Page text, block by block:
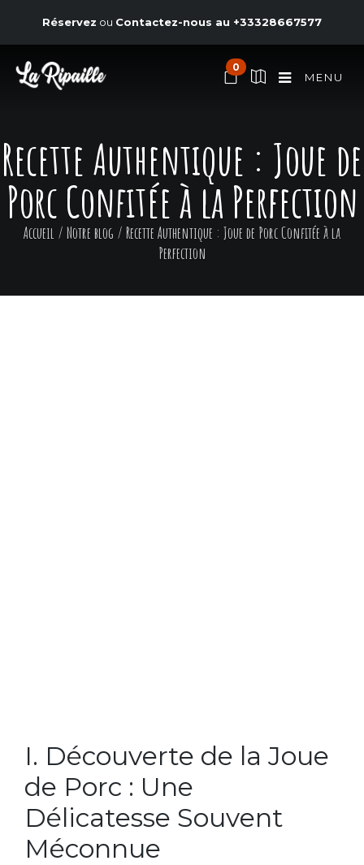
Réservez ou Contactez-nous au +33328667577
0
MENU
Recette Authentique : Joue de
Porc Confitée à la Perfection
Accueil / Notre blog / Recette Authentique : Joue de Porc Confitée à la
Perfection
I. Découverte de la Joue
de Porc : Une
Délicatesse Souvent
Méconnue